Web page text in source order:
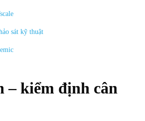
sát kỹ thuật
– kiểm định cân